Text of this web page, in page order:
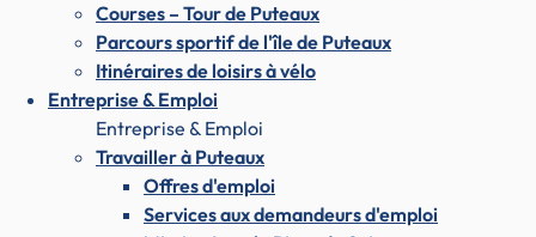
Courses – Tour de Puteaux
Parcours sportif de l'île de Puteaux
Itinéraires de loisirs à vélo
Entreprise & Emploi
Entreprise & Emploi
Travailler à Puteaux
Offres d'emploi
Services aux demandeurs d'emploi